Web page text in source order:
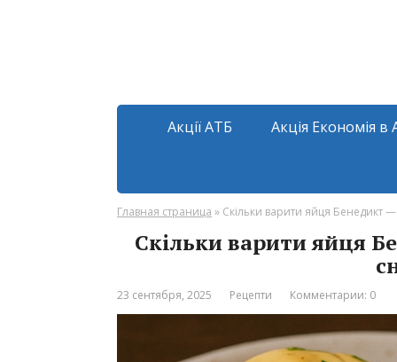
Акції АТБ Акція Економія в
Главная страница » Скільки варити яйця Бенедикт
Скільки варити яйця
23 сентября, 2025 Рецепти Комментарии: 0